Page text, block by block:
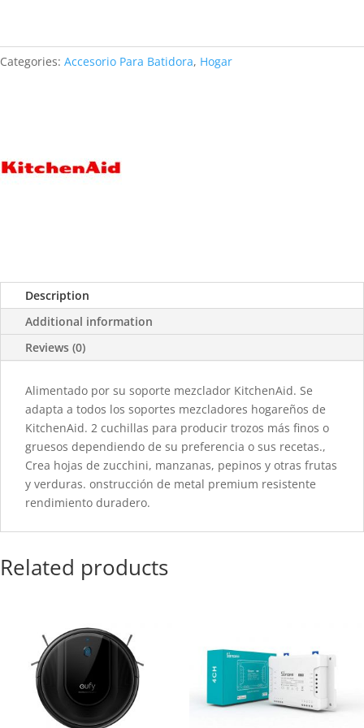
Categories: Accesorio Para Batidora, Hogar
Description
Additional information
Reviews (0)
Alimentado por su soporte mezclador KitchenAid. Se
adapta a todos los soportes mezcladores hogareños de
KitchenAid. 2 cuchillas para producir trozos más finos o
gruesos dependiendo de su preferencia o sus recetas.,
Crea hojas de zucchini, manzanas, pepinos y otras frutas
y verduras. onstrucción de metal premium resistente
rendimiento duradero.
Related products